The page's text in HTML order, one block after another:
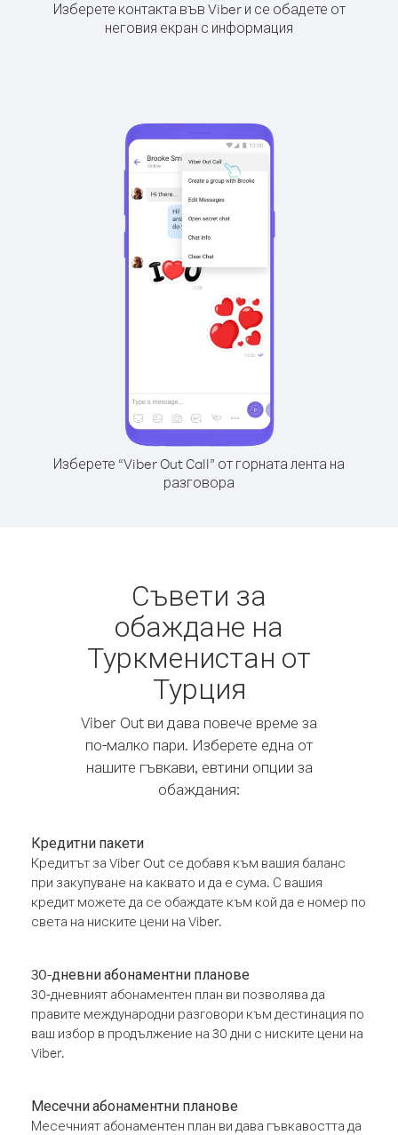
Изберете контакта във Viber и се обадете от
неговия екран с информация
Изберете “Viber Out Call” от горната лента на
разговора
Съвети за
обаждане на
Туркменистан от
Турция
Viber Out ви дава повече време за
по-малко пари. Изберете една от
нашите гъвкави, евтини опции за
обаждания:
Кредитни пакети
Кредитът за Viber Out се добавя към вашия баланс
при закупуване на каквато и да е сума. С вашия
кредит можете да се обаждате към кой да е номер по
света на ниските цени на Viber.
30-дневни абонаментни планове
30-дневният абонаментен план ви позволява да
правите международни разговори към дестинация по
ваш избор в продължение на 30 дни с ниските цени на
Viber.
Месечни абонаментни планове
Месечният абонаментен план ви дава гъвкавостта да